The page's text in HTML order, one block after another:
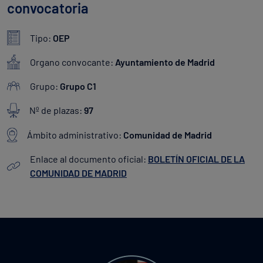
convocatoria
Tipo: OEP
Organo convocante: Ayuntamiento de Madrid
Grupo: Grupo C1
Nº de plazas: 97
Ámbito administrativo: Comunidad de Madrid
Enlace al documento oficial: BOLETÍN OFICIAL DE LA
COMUNIDAD DE MADRID